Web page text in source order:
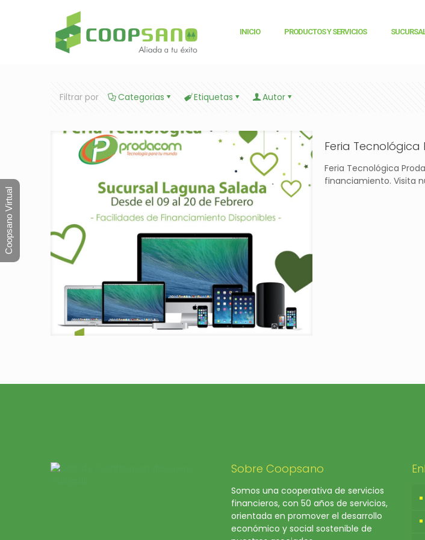
INICIO PRODUCTOS Y SERVICIOS
Filtrar por Categorias Etiquetas Autor
Feria
Feria Tecnológica
financiamiento. Visita
Sobre Coopsano
Somos una cooperativa de servicios
financieros, con 50 años de servicios,
orientada en promover el desarrollo
económico y social sostenible de
Coopsano Virtual